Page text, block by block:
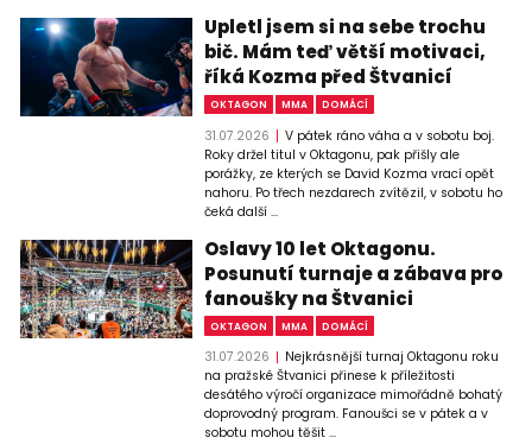
Upletl jsem si na sebe trochu
bič. Mám teď větší motivaci,
říká Kozma před Štvanicí
OKTAGON MMA DOMÁCÍ
31.07.2026
V pátek ráno váha a v sobotu boj.
Roky držel titul v Oktagonu, pak přišly ale
porážky, ze kterých se David Kozma vrací opět
nahoru. Po třech nezdarech zvítězil, v sobotu ho
čeká další ...
Oslavy 10 let Oktagonu.
Posunutí turnaje a zábava pro
fanoušky na Štvanici
OKTAGON MMA DOMÁCÍ
31.07.2026
Nejkrásnější turnaj Oktagonu roku
na pražské Štvanici přinese k příležitosti
desátého výročí organizace mimořádně bohatý
doprovodný program. Fanoušci se v pátek a v
sobotu mohou těšit ...